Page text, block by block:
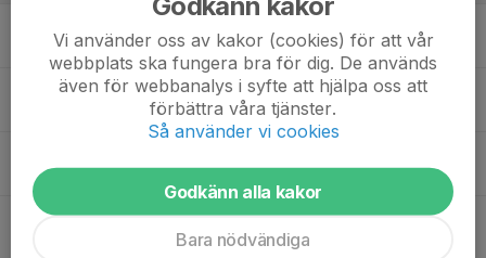
Ons
Vi använder oss av kakor (cookies) för att vår
webbplats ska fungera bra för dig. De används
även för webbanalys i syfte att hjälpa oss att
förbättra våra tjänster.
Så använder vi cookies
Godkänn alla kakor
Bara nödvändiga